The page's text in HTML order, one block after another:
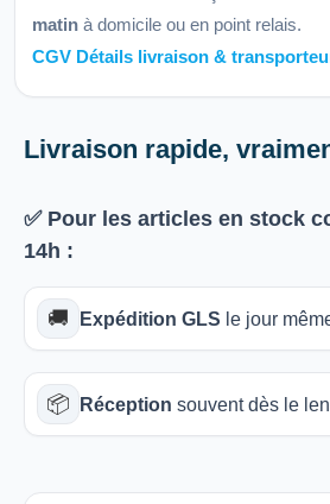
matin à domicile ou en point relais.
CGV Détails livraison &
Livraison rapide,
✅ Pour les articles en stock
14h :
🚚 Expédition GLS le jour
📦 Réception souvent dès le